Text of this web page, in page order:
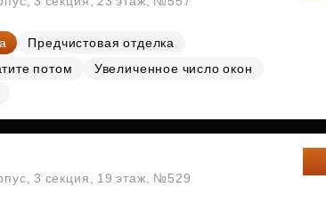
Предчистовая отделка
потом
Увеличенное число окон
3 секция, 19 этаж, №529